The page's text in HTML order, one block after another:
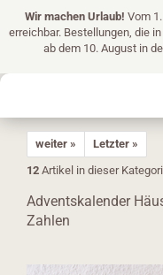
Wir machen Urlaub! Vom
erreichbar. Bestellungen, die
ab dem 10. August in
weiter »
Letzter »
12 Artikel in dieser
Adventskalender
Zahlen